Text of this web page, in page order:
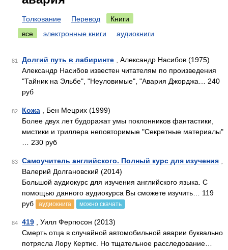
Толкование Перевод
Книги
все
электронные книги аудиокниги
81 Долгий путь в лабиринте , Александр Насибов (1975)
Александр Насибов известен читателям по произведения
"Тайник на Эльбе", "Неуловимые", "Авария Джорджа… 240
руб
82 Кожа , Бен Мецрих (1999)
Более двух лет будоражат умы поклонников фантастики,
мистики и триллера неповторимые "Секретные материалы"
… 230 руб
83 Самоучитель английского. Полный курс для изучения
Валерий Долгановский (2014)
Большой аудиокурс для изучения английского языка. С
помощью данного аудиокурса Вы сможете изучить… 119
руб
аудиокнига можно скачать
84 419 , Уилл Фергюсон (2013)
Смерть отца в случайной автомобильной аварии буквально
потрясла Лору Кертис. Но тщательное расследование…